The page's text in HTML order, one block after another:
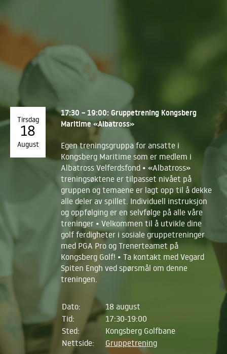
17:30 – 19:00: Gruppetrening Kongsberg
Maritime «Albatross»
Egen treningsgruppa for ansatte i
Kongsberg Maritime som er medlem i
Albatross Velferdsfond • «Albatross»
treningsøktene er tilpasset nivået på
gruppen og temaene er lagt opp til å dekke
alle deler av spillet. Individuell instruksjon
og oppfølging er en selvfølge på alle våre
treninger • Velkommen til å utvikle dine
golf ferdigheter i sosiale gruppetreninger
med PGA Pro og Trenerteamet på
Kongsberg Golf! • Ta kontakt med Vegard
Spiten Engh ved spørsmål om denne
treningen.
Dato:
18 august
Tid:
17:30-19:00
Sted:
Kongsberg Golfbane
Nettside:
Gruppetrening
Tirsdag
18
August